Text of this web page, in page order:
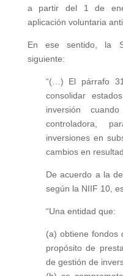
a partir del 1 de
aplicación voluntaria
En ese sentido, la
siguiente:
“(…) El párrafo
consolidar
inversión
controladora,
inversiones en
cambios en
De acuerdo a la
según la NIIF 10,
“Una entidad que:
(a) obtiene fondos
propósito de
de gestión de